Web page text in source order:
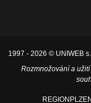
1997 - 2026 © UNIWEB
Rozmnožování a